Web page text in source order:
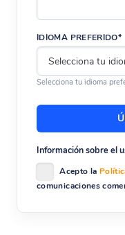
IDIOMA PREFERIDO*
Selecciona tu idioma
Información sobre el
Acepto la
comunicaciones